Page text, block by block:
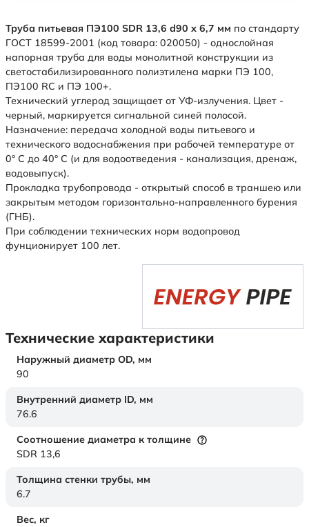
Труба питьевая ПЭ100 SDR 13,6 d90 х 6,7 мм по стандарту
ГОСТ 18599-2001 (код товара: 020050) - однослойная
напорная труба для воды монолитной конструкции из
светостабилизированного полиэтилена марки ПЭ 100,
ПЭ100 RC и ПЭ 100+.
Технический углерод защищает от УФ-излучения. Цвет -
черный, маркируется сигнальной синей полосой.
Назначение: передача холодной воды питьевого и
технического водоснабжения при рабочей температуре от
0° С до 40° С (и для водоотведения - канализация, дренаж,
водовыпуск).
Прокладка трубопровода - открытый способ в траншею или
закрытым методом горизонтально-направленного бурения
(ГНБ).
При соблюдении технических норм водопровод
фунционирует 100 лет.
Технические характеристики
Наружный диаметр OD, мм
90
Внутренний диаметр ID, мм
76.6
Соотношение диаметра к толщине
SDR 13,6
Толщина стенки трубы, мм
6.7
Вес, кг